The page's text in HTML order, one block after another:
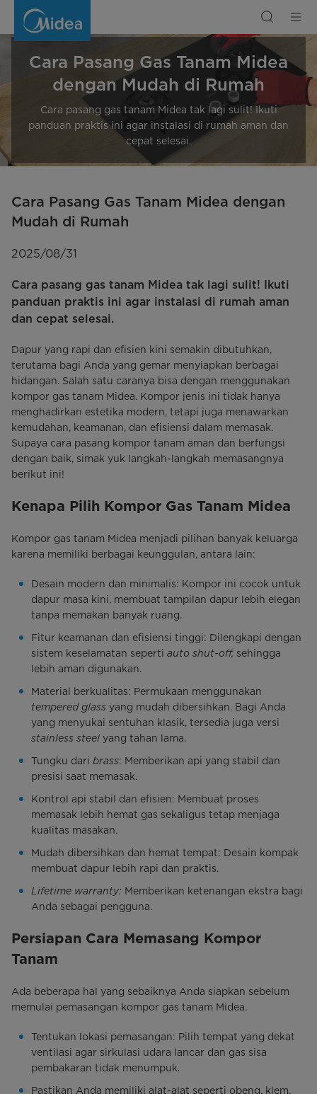
Midea
Cara Pasang Gas Tanam Midea
dengan Mudah di Rumah
Cara pasang gas tanam Midea tak lagi sulit! Ikuti
panduan praktis ini agar instalasi di rumah aman dan
cepat selesai.
Cara Pasang Gas Tanam Midea dengan
Mudah di Rumah
Cara pasang gas tanam Midea tak lagi sulit! Ikuti
panduan praktis ini agar instalasi di rumah aman
dan cepat selesai.
2025/08/31
Dapur yang rapi dan efisien kini semakin dibutuhkan,
terutama bagi Anda yang gemar menyiapkan berbagai
hidangan. Salah satu caranya bisa dengan menggunakan
kompor gas tanam Midea. Kompor jenis ini tidak hanya
menghadirkan estetika modern, tetapi juga menawarkan
kemudahan, keamanan, dan efisiensi dalam memasak.
Supaya cara pasang kompor tanam aman dan berfungsi
dengan baik, simak yuk langkah-langkah memasangnya
berikut ini!
Kenapa Pilih Kompor Gas Tanam Midea
Kompor gas tanam Midea menjadi pilihan banyak keluarga
karena memiliki berbagai keunggulan, antara lain:
Desain modern dan minimalis: Kompor ini cocok untuk
dapur masa kini, membuat tampilan dapur lebih elegan
tanpa memakan banyak ruang.
Fitur keamanan dan efisiensi tinggi: Dilengkapi dengan
sistem keselamatan seperti auto shut-off, sehingga
lebih aman digunakan.
Material berkualitas: Permukaan menggunakan
tempered glass yang mudah dibersihkan. Bagi Anda
yang menyukai sentuhan klasik, tersedia juga versi
stainless steel yang tahan lama.
Tungku dari brass: Memberikan api yang stabil dan
presisi saat memasak.
Kontrol api stabil dan efisien: Membuat proses
memasak lebih hemat gas sekaligus tetap menjaga
kualitas masakan.
Mudah dibersihkan dan hemat tempat: Desain kompak
membuat dapur lebih rapi dan praktis.
Lifetime warranty: Memberikan ketenangan ekstra bagi
Anda sebagai pengguna.
Persiapan Cara Memasang Kompor
Tanam
Ada beberapa hal yang sebaiknya Anda siapkan sebelum
memulai pemasangan kompor gas tanam Midea.
Tentukan lokasi pemasangan: Pilih tempat yang dekat
ventilasi agar sirkulasi udara lancar dan gas sisa
pembakaran tidak menumpuk.
Pastikan Anda memiliki alat-alat seperti obeng, klem,